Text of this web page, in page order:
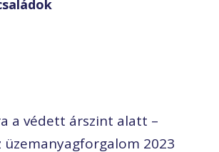
a védett árszint alatt –
üzemanyagforgalom 2023